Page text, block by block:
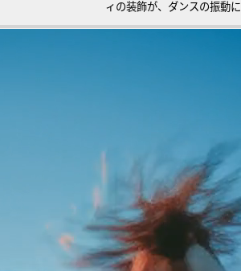
ィの装飾が、ダンスの振動